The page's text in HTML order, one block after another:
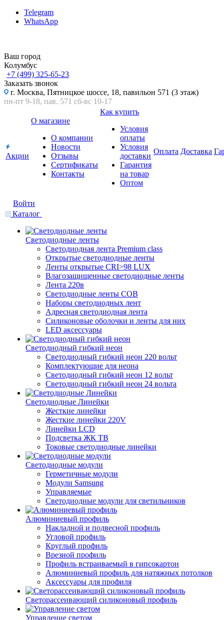
Telegram
WhatsApp
Ваш город
Колумбус
+7 (499) 325-65-23
Заказать звонок
г. Москва, Пятницкое шоссе, 18, павильон 571 (3 этаж)
пн-пт 9-18, пав. 571 сб-вс 10-17
Акции
О магазине
О компании
Новости
Отзывы
Сертификаты
Контакты
Как купить
Условия
оплаты
Условия
доставки
Гарантия
на товар
Оптом
Оплата Доставка
Войти
Каталог
Светодиодные ленты
Светодиодная лента Premium class
Открытые светодиодные ленты
Ленты открытые CRI>98 LUX
Влагозащищенные светодиодные ленты
Лента 220в
Светодиодные ленты COB
Наборы светодиодных лент
Адресная светодиодная лента
Силиконовые оболочки и ленты для них
LED аксессуары
Светодиодный гибкий неон
Светодиодный гибкий неон 220 вольт
Комплектующие для неона
Светодиодный гибкий неон 12 вольт
Светодиодный гибкий неон 24 вольта
Светодиодные Линейки
Жесткие линейки
Жесткие линейки 220V
Линейки LCD
Подсветка ЖК ТВ
Токовые светодиодные линейки
Светодиодные модули
Герметичные модули
Модули Samsung
Управляемые
Светодиодные модули для светильников
Алюминиевый профиль
Накладной и подвесной профиль
Угловой профиль
Круглый профиль
Врезной профиль
Профиль встраиваемый в гипсокартон
Алюминиевый профиль для натяжных потолков
Аксессуары для профиля
Светорассеивающий силиконовый профиль
Управление светом